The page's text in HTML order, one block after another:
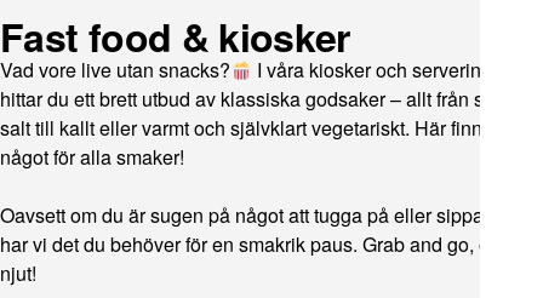
Fast food & kiosker
Vad vore live utan snacks?
I våra kiosker och serveringar
hittar du ett brett utbud av klassiska godsaker – allt från sött och
salt till kallt eller varmt och självklart vegetariskt. Här finns
något för alla smaker!
Oavsett om du är sugen på något att tugga på eller sippa på,
har vi det du behöver för en smakrik paus. Grab and go, och
njut!